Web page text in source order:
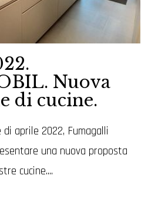
Nuova
di cucine.
aprile 2022, Fumagalli
una nuova proposta
cucine....